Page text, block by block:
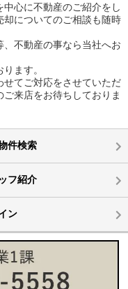
心に不動産のご紹介をし
についてのご相談も随時
不動産の事なら当社へお
ます。
てご対応をさせていただ
来店をお待ちしておりま
件検索
フ紹介
ン